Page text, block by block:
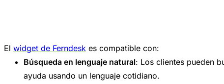
El widget de Ferndesk es compatible con:
Búsqueda en lenguaje natural: Los clientes pueden
ayuda usando un lenguaje cotidiano.